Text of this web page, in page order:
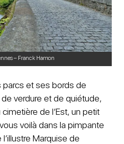
– Franck Hamon
et ses bords de
verdure et de quiétude,
cimetière de l’Est, un petit
voilà dans la pimpante
Marquise de